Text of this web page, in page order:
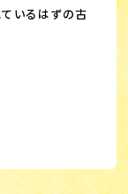
いるはずの古